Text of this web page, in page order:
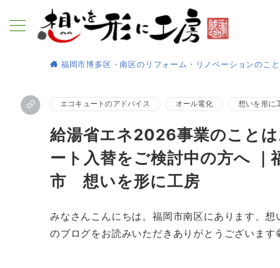
福岡市博多区・南区のリフォーム・リノベーションのこと
エコキュートのアドバイス オール電化 想いを形に
給湯省エネ2026事業のこと
ート入替をご検討中の方へ ｜
市 想いを形に工房
みなさんこんにちは。福岡市南区にあります、
のブログをお読みいただきありがとうございます